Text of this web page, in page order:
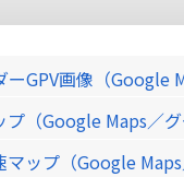
GPV画像（Google
（Google Maps／
ップ（Google